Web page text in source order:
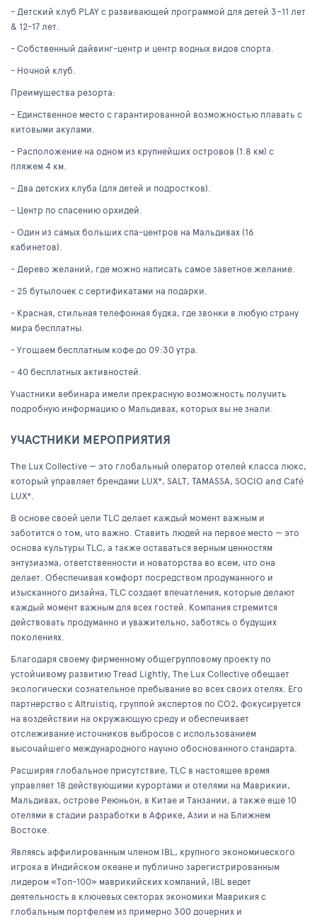
- Детский клуб PLAY с развивающей программой для детей 3–11 лет
& 12-17 лет.
- Собственный дайвинг-центр и центр водных видов спорта.
- Ночной клуб.
Преимущества резорта:
- Единственное место с гарантированной возможностью плавать с
китовыми акулами.
- Расположение на одном из крупнейших островов (1.8 км) с
пляжем 4 км.
- Два детских клуба (для детей и подростков).
- Центр по спасению орхидей.
- Один из самых больших спа-центров на Мальдивах (16
кабинетов).
- Дерево желаний, где можно написать самое заветное желание.
- 25 бутылочек с сертификатами на подарки.
- Красная, стильная телефонная будка, где звонки в любую страну
мира бесплатны.
- Угощаем бесплатным кофе до 09:30 утра.
- 40 бесплатных активностей.
Участники вебинара имели прекрасную возможность получить
подробную информацию о Мальдивах, которых вы не знали.
УЧАСТНИКИ МЕРОПРИЯТИЯ
The Lux Collective — это глобальный оператор отелей класса люкс,
который управляет брендами LUX*, SALT, TAMASSA, SOCIO and Café
LUX*.
В основе своей цели TLC делает каждый момент важным и
заботится о том, что важно. Ставить людей на первое место — это
основа культуры TLC, а также оставаться верным ценностям
энтузиазма, ответственности и новаторства во всем, что она
делает. Обеспечивая комфорт посредством продуманного и
изысканного дизайна, TLC создает впечатления, которые делают
каждый момент важным для всех гостей. Компания стремится
действовать продуманно и уважительно, заботясь о будущих
поколениях.
Благодаря своему фирменному общегрупповому проекту по
устойчивому развитию Tread Lightly, The Lux Collective обещает
экологически сознательное пребывание во всех своих отелях. Его
партнерство с Altruistiq, группой экспертов по CO2, фокусируется
на воздействии на окружающую среду и обеспечивает
отслеживание источников выбросов с использованием
высочайшего международного научно обоснованного стандарта.
Расширяя глобальное присутствие, TLC в настоящее время
управляет 18 действующими курортами и отелями на Маврикии,
Мальдивах, острове Реюньон, в Китае и Танзании, а также еще 10
отелями в стадии разработки в Африке, Азии и на Ближнем
Востоке.
Являясь аффилированным членом IBL, крупного экономического
игрока в Индийском океане и публично зарегистрированным
лидером «Топ-100» маврикийских компаний, IBL ведет
деятельность в ключевых секторах экономики Маврикия с
глобальным портфелем из примерно 300 дочерних и